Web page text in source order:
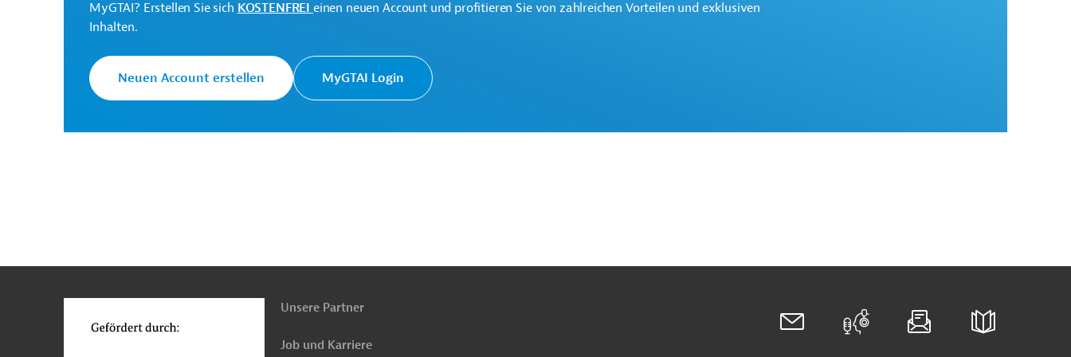
Finance
Usbekistan Luft-, Klimaschutz Klimawandel
Katastrophenschutz und -hilfe
Öffentlicher Sektor, übergreifend
Umweltverträglichkeit
Transport und Logistik, übergreifend
MyGTAI? Erstellen Sie sich KOSTENFREI einen neuen Account und profitieren Sie von zahlreichen Vorteilen und exklusiven
Inhalten.
Neuen Account erstellen MyGTAI Login
oben
Unsere Partner
Job und Karriere